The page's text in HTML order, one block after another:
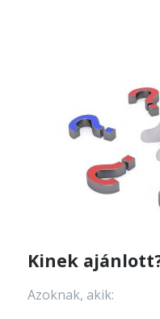
Kinek
Azoknak, akik: